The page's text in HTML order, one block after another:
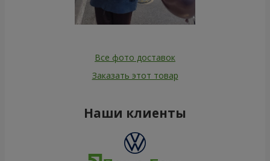
Все фото доставок
Заказать этот товар
Наши клиенты